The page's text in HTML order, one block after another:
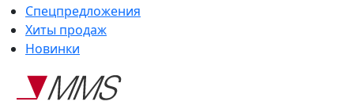
Спецпредложения
Хиты продаж
Новинки